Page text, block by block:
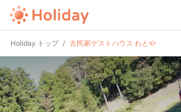
Holiday トップ 古民家ゲストハウス わとや